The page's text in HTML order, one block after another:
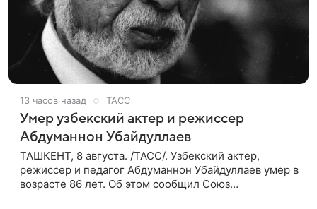
13 часов назад ТАСС
Умер узбекский актер и режиссер
Абдуманнон Убайдуллаев
ТАШКЕНТ, 8 августа. /ТАСС/. Узбекский актер,
режиссер и педагог Абдуманнон Убайдуллаев умер в
возрасте 86 лет. Об этом сообщил Союз